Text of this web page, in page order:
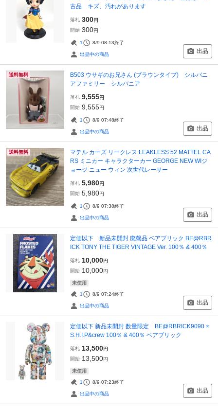
古品 キズ、汚れがあります
落札 300円
開始 300円
1 8/9 08:13終了
出品中の商品 出品
送料無料
B503 ウサギのお兄さん (ブラウンタイプ) シルバニ
アファミリー シルバニア
落札 9,555円
開始 9,555円
1 8/9 07:48終了
出品中の商品 出品
送料無料
マテル カーズ リークレス LEAKLESS 52 MATTEL CA
RS ミニカー キャラクターカー GEORGE NEW WIジ
ョージ ニュー ウィン 次世代レーサー
落札 5,980円
開始 5,980円
1 8/9 07:38終了
出品中の商品 出品
定価以下 新品未開封 廃盤品 ベアブリック BE@RBR
ICK TONY THE TIGER VINTAGE Ver. 100％ & 400％
落札 10,000円
開始 10,000円
未使用
1 8/9 07:24終了
出品中の商品 出品
定価以下 新品未開封 数量限定 BE@RBRICK9090 ×
S.H.I.P&crew 100％ & 400％ ベアブリック
落札 13,500円
開始 13,500円
未使用
1 8/9 07:23終了
出品中の商品 出品